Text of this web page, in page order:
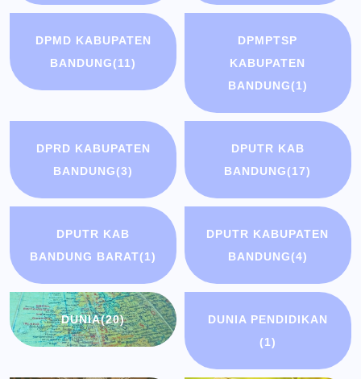
DPMD KABUPATEN
BANDUNG(11)
DPMPTSP
KABUPATEN
BANDUNG(1)
DPRD KABUPATEN
BANDUNG(3)
DPUTR KAB
BANDUNG(17)
DPUTR KAB
BANDUNG BARAT(1)
DPUTR KABUPATEN
BANDUNG(4)
DUNIA(20)
DUNIA PENDIDIKAN
(1)